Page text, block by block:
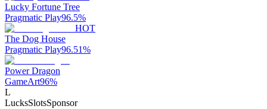
Lucky Fortune Tree
Pragmatic Play96.5%
HOT
The Dog House
Pragmatic Play96.51%
Power Dragon
GameArt96%
L
LucksSlotsSponsor